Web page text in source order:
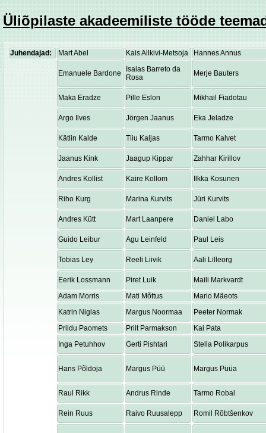
Üliõpilaste akadeemiliste tööde
Juhendajad: Mart Abel Kais Allkivi-Metsoja Hannes Annus
Emanuele Bardone
Isaias Barreto da
Rosa
Merje Bauters
Maka Eradze Pille Eslon Mikhail Fiadotau
Argo Ilves Jörgen Jaanus Eka Jeladze
Kätlin Kalde Tiiu Kaljas Tarmo Kalvet
Jaanus Kink Jaagup Kippar Zahhar Kirillov
Andres Kollist Kaire Kollom Ilkka Kosunen
Riho Kurg Marina Kurvits Jüri Kurvits
Andres Kütt Mart Laanpere Daniel Labo
Guido Leibur Agu Leinfeld Paul Leis
Tobias Ley Reeli Liivik Aali Lilleorg
Eerik Lossmann Piret Luik
Maili Markvardt
Adam Morris
Mati Mõttus
Mario Mäeots
Katrin Niglas
Margus Noormaa
Peeter Normak
Priidu Paomets
Priit Parmakson
Kai Pata
Inga Petuhhov
Gerti Pishtari Stella Polikarpus
Hans Põldoja Margus Püü Margus Püüa
Raul Rikk Andrus Rinde Tarmo Robal
Rein Ruus Raivo Ruusalepp Romil Rõbtšenkov